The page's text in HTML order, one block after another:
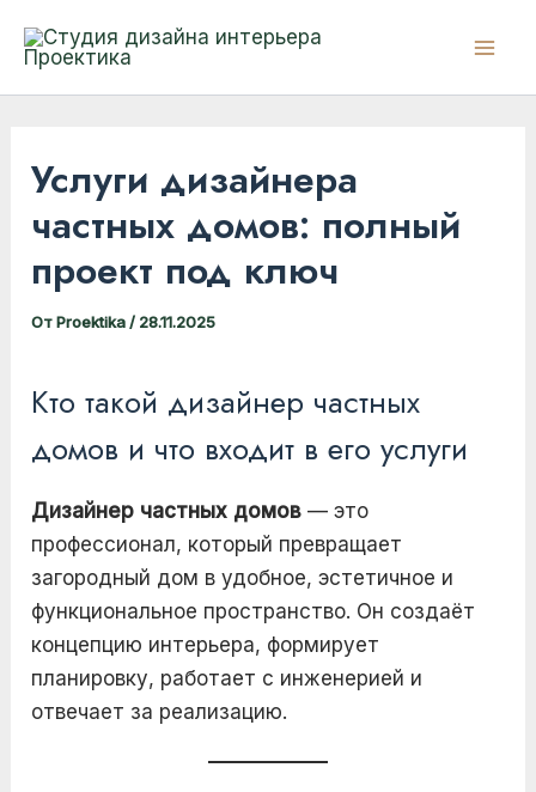
Услуги дизайнера
частных домов: полный
проект под ключ
ОтProektika/ 28.11.2025
Кто такой дизайнер частных
домов и что входит в его услуги
Дизайнер частных домов — это
профессионал, который превращает
загородный дом в удобное, эстетичное и
функциональное пространство. Он создаёт
концепцию интерьера, формирует
планировку, работает с инженерией и
отвечает за реализацию.